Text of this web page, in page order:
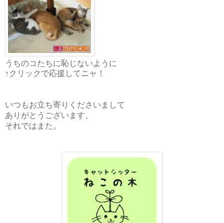
うちのコたちに恥じないように
↑クリックで応援してニャ！
いつもお立ち寄りくださいまして
ありがとうございます。
それではまた。